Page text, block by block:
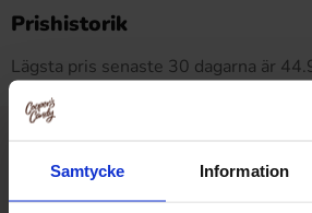
Samtycke Information
Prishistorik
Lägsta pris senaste 30 dagarna är
Relaterade